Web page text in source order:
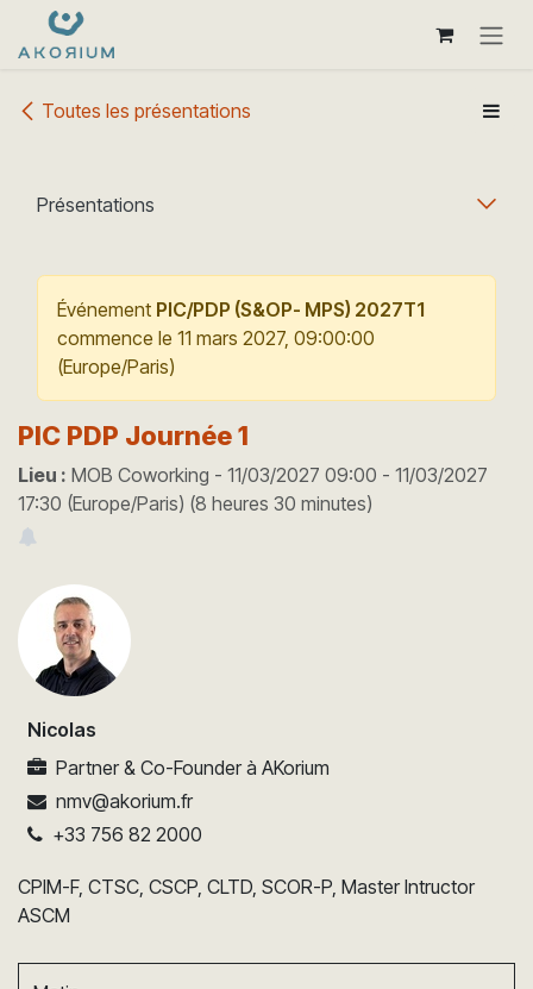
Se rendre au contenu
Toutes les présentations
Présentations
Événement PIC/PDP (S&OP- MPS) 2027T1
commence le 11 mars 2027, 09:00:00
(Europe/Paris)
PIC PDP Journée 1
Lieu : MOB Coworking - 11/03/2027 09:00 - 11/03/2027
17:30 (Europe/Paris) (8 heures 30 minutes)
Nicolas
Partner & Co-Founder à AKorium
nmv@akorium.fr
+33 756 82 2000
CPIM-F, CTSC, CSCP, CLTD, SCOR-P, Master Intructor
ASCM